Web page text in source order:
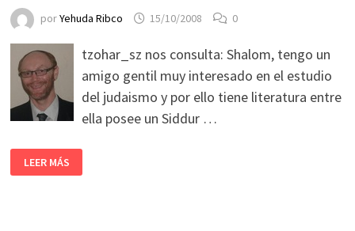
porYehuda Ribco 15/10/2008 0
tzohar_sz nos consulta: Shalom, tengo un
amigo gentil muy interesado en el estudio
del judaismo y por ello tiene literatura entre
ella posee un Siddur …
LEER MÁS